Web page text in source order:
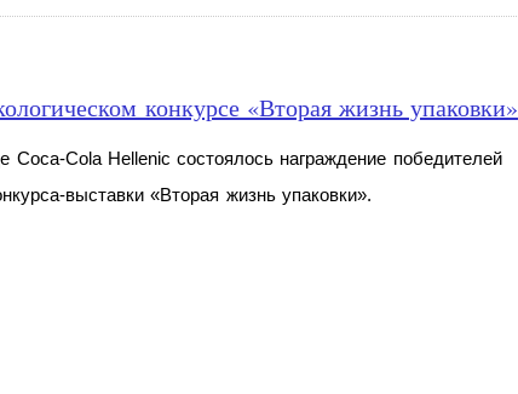
конкурсе «Вторая жизнь упаковки»
Coca-Cola Hellenic состоялось награждение победителей
выставки «Вторая жизнь упаковки».